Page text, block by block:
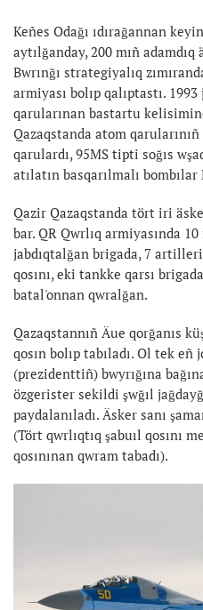
Keñes Odağı ıdırağannan
aytılğanday, 200 mıñ
Bwrınğı strategiyalıq
armiyası bolıp qalıptastı.
qarularınan bastartu
Qazaqstanda atom qarularınıñ
qarulardı, 95MS tipti soğıs
atılatın basqarılmalı
Qazir Qazaqstanda tört iri
bar. QR Qwrlıq armiyasında
jabdıqtalğan brigada, 7
qosını, eki tankke qarsı
batal'onnan qwralğan.
Qazaqstannıñ Äue qorğanıs
qosın bolıp tabıladı. Ol tek eñ
(prezidenttiñ) bwyrığına
özgerister sekildi şwğıl
paydalanıladı. Äsker sanı
(Tört qwrlıqtıq şabuıl qosını
qosınınan qwram tabadı).